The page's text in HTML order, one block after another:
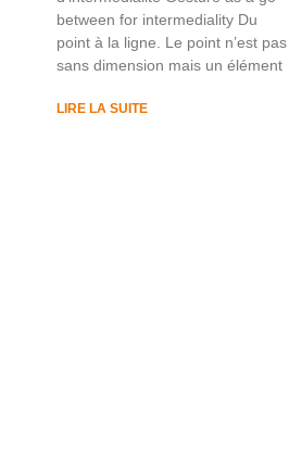
between for intermediality Du
point à la ligne. Le point n’est pas
sans dimension mais un élément
LIRE LA SUITE